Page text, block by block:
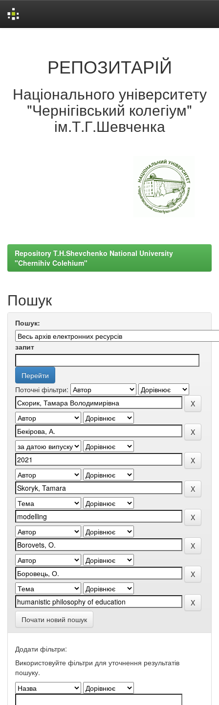
РЕПОЗИТАРІЙ
Національного університету
"Чернігівський колегіум"
ім.Т.Г.Шевченка
Repository T.H.Shevchenko National University
"Chernihiv Colehium"
Пошук
Пошук:
запит
Поточні фільтри:
Почати новий пошук
Додати фільтри:
Використовуйте фільтри для уточнення результатів
пошуку.